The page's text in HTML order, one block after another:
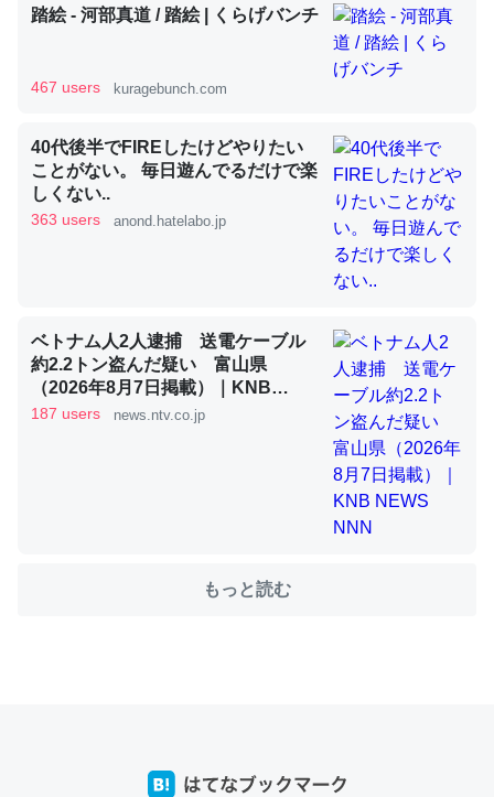
利だから両方が拮抗してるのでは」とあって面白い。海に
いる鋏角類（カブトガニ・ウミグモ）はカルシウムを使わ
ずキチンを強化してる筈だが、酵素が違うのか？
─ニュース :: 【研究発表】昆虫学の大問題＝「昆虫はなぜ海にいな
これを元に考えるとカルシウムを大量に使う脊椎動物と貝
類は苦労してるんだな…。腹足類だと殻を無くしてナメク
─ニュース :: 【研究発表】昆虫学の大問題＝「昆虫はなぜ海にいな
踏絵 - 河部真道 / 踏絵 | くらげバンチ
467 users kuragebunch.com
40代後半でFIREしたけどやりたい
ことがない。 毎日遊んでるだけで楽
しくない..
363 users anond.hatelabo.jp
ベトナム人2人逮捕 送電ケーブル
約2.2トン盗んだ疑い 富山県
（2026年8月7日掲載）｜KNB
NEWS NNN
187 users news.ntv.co.jp
もっと読む